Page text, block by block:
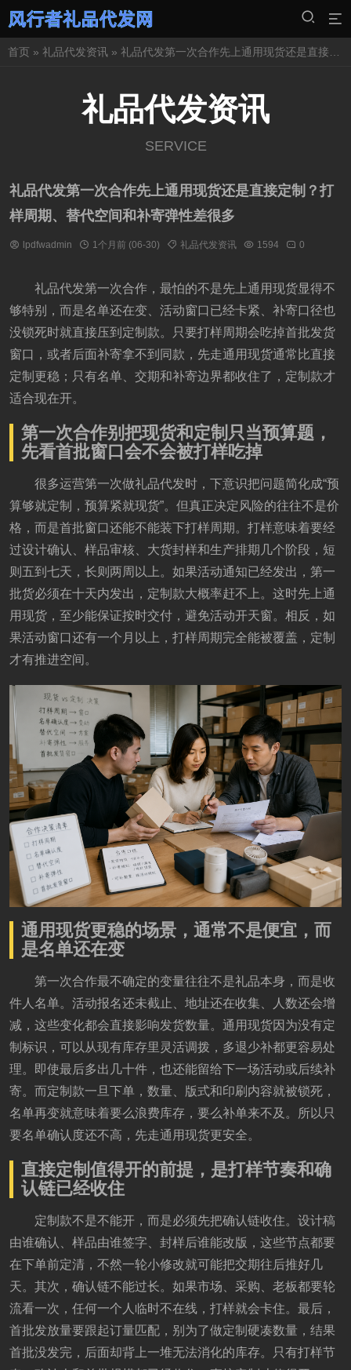
首页 » 礼品代发资讯 » 礼品代发第一次合作先上通用现货还是直接定制？打样周期、替代空间和补寄弹性差很多
礼品代发资讯
SERVICE
礼品代发第一次合作先上通用现货还是直接定制？打
样周期、替代空间和补寄弹性差很多
lpdfwadmin 1个月前 (06-30) 礼品代发资讯 1594 0
礼品代发第一次合作，最怕的不是先上通用现货显得不
够特别，而是名单还在变、活动窗口已经卡紧、补寄口径也
没锁死时就直接压到定制款。只要打样周期会吃掉首批发货
窗口，或者后面补寄拿不到同款，先走通用现货通常比直接
定制更稳；只有名单、交期和补寄边界都收住了，定制款才
适合现在开。
第一次合作别把现货和定制只当预算题，
先看首批窗口会不会被打样吃掉
很多运营第一次做礼品代发时，下意识把问题简化成“预
算够就定制，预算紧就现货”。但真正决定风险的往往不是价
格，而是首批窗口还能不能装下打样周期。打样意味着要经
过设计确认、样品审核、大货封样和生产排期几个阶段，短
则五到七天，长则两周以上。如果活动通知已经发出，第一
批货必须在十天内发出，定制款大概率赶不上。这时先上通
用现货，至少能保证按时交付，避免活动开天窗。相反，如
果活动窗口还有一个月以上，打样周期完全能被覆盖，定制
才有推进空间。
通用现货更稳的场景，通常不是便宜，而
是名单还在变
第一次合作最不确定的变量往往不是礼品本身，而是收
件人名单。活动报名还未截止、地址还在收集、人数还会增
减，这些变化都会直接影响发货数量。通用现货因为没有定
制标识，可以从现有库存里灵活调拨，多退少补都更容易处
理。即使最后多出几十件，也还能留给下一场活动或后续补
寄。而定制款一旦下单，数量、版式和印刷内容就被锁死，
名单再变就意味着要么浪费库存，要么补单来不及。所以只
要名单确认度还不高，先走通用现货更安全。
直接定制值得开的前提，是打样节奏和确
认链已经收住
定制款不是不能开，而是必须先把确认链收住。设计稿
由谁确认、样品由谁签字、封样后谁能改版，这些节点都要
在下单前定清，不然一轮小修改就可能把交期往后推好几
天。其次，确认链不能过长。如果市场、采购、老板都要轮
流看一次，任何一个人临时不在线，打样就会卡住。最后，
首批发放量要跟起订量匹配，别为了做定制硬凑数量，结果
首批没发完，后面却背上一堆无法消化的库存。只有打样节